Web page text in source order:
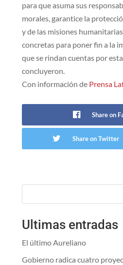
para que asuma sus
morales, garantice la
y de las misiones
concretas para poner fin a la
que se rindan cuentas por
concluyeron.
Con información de Prensa
Share on
Share on Twitter
Ultimas entradas
El último Aureliano
Gobierno radica cuatro